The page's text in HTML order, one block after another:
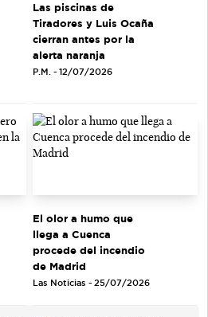
Las piscinas de
Tiradores y Luis Ocaña
cierran antes por la
alerta naranja
P.M. - 12/07/2026
El olor a humo que
llega a Cuenca
procede del incendio
de Madrid
Las Noticias - 25/07/2026